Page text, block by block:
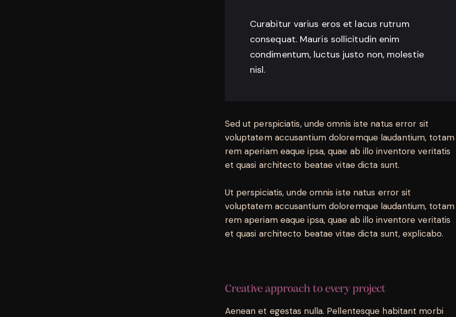
Curabitur varius eros et lacus rutrum
consequat. Mauris sollicitudin enim
condimentum, luctus justo non, molestie
nisl.
Sed ut perspiciatis, unde omnis iste natus error sit
voluptatem accusantium doloremque laudantium, totam
rem aperiam eaque ipsa, quae ab illo inventore veritatis
et quasi architecto beatae vitae dicta sunt.
Ut perspiciatis, unde omnis iste natus error sit
voluptatem accusantium doloremque laudantium, totam
rem aperiam eaque ipsa, quae ab illo inventore veritatis
et quasi architecto beatae vitae dicta sunt, explicabo.
Creative approach to every project
Aenean et egestas nulla. Pellentesque habitant morbi